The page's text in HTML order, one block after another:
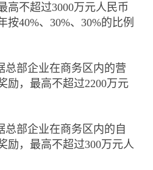
高不超过3000万元人民币
按40%、30%、30%的比例
部企业在商务区内的营
励，最高不超过2200万元
部企业在商务区内的自
励，最高不超过300万元人